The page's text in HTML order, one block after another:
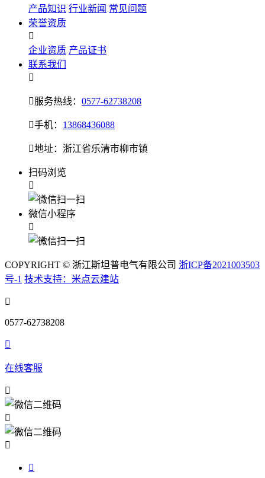
产品知识 行业新闻 常见问题
荣誉资质

企业资质 产品证书
联系我们

服务热线： 0577-62738208
手机： 13868436088
地址：浙江省乐清市柳市镇
扫码浏览

微信小程序

COPYRIGHT © 浙江斯坦普电气有限公司 浙ICP备2021003503
号-1 技术支持：米点云建站

0577-62738208

在线客服



